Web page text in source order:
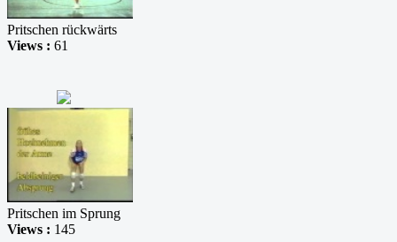
Pritschen rückwärts
Views : 61
Pritschen im Sprung
Views : 145